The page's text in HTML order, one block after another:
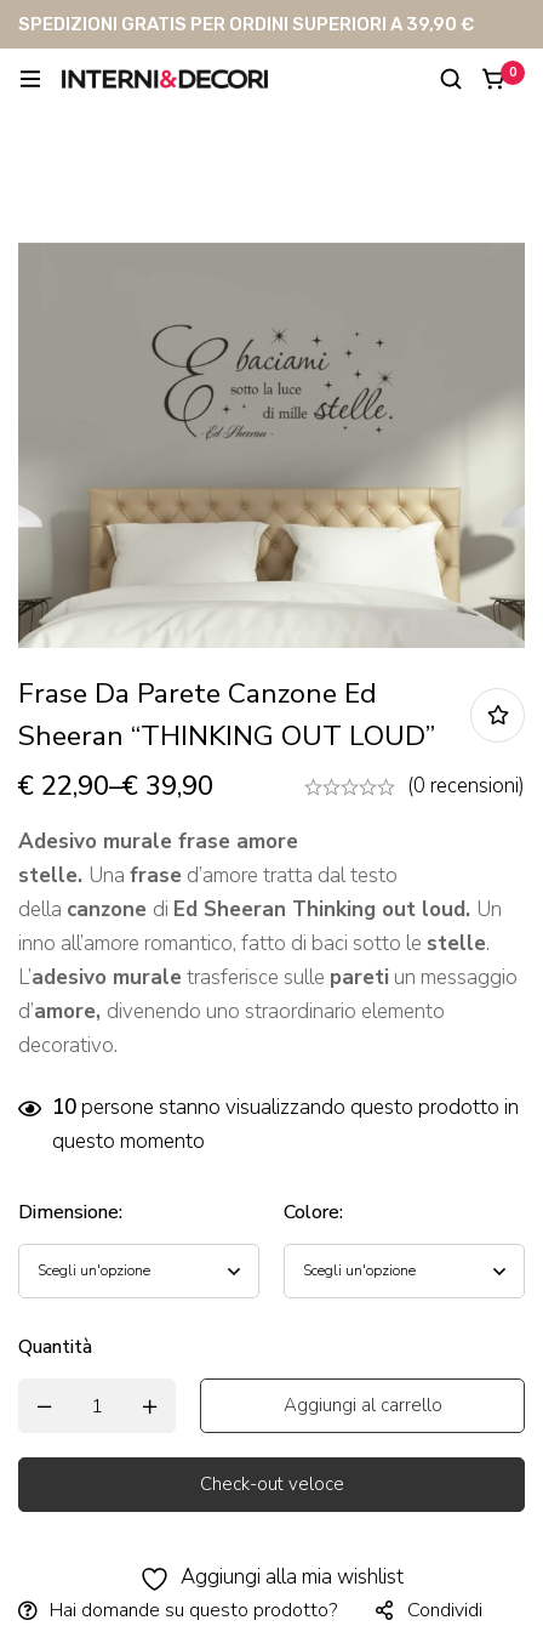
SPEDIZIONI GRATIS PER ORDINI SUPERIORI A 39,90 €
0
Frase Da Parete Canzone Ed
Sheeran “THINKING OUT LOUD”
€ 22,90–€ 39,90
(0 recensioni)
Adesivo murale frase amore
stelle. Una frase d’amore tratta dal testo
della canzone di Ed Sheeran Thinking out loud. Un
inno all’amore romantico, fatto di baci sotto le stelle.
L’adesivo murale trasferisce sulle pareti un messaggio
d’amore, divenendo uno straordinario elemento
decorativo.
10persone stanno visualizzando questo prodotto in
questo momento
Dimensione: Colore:
Quantità
Aggiungi al carrello
Check-out veloce
Aggiungi alla mia wishlist
Hai domande su questo prodotto? Condividi